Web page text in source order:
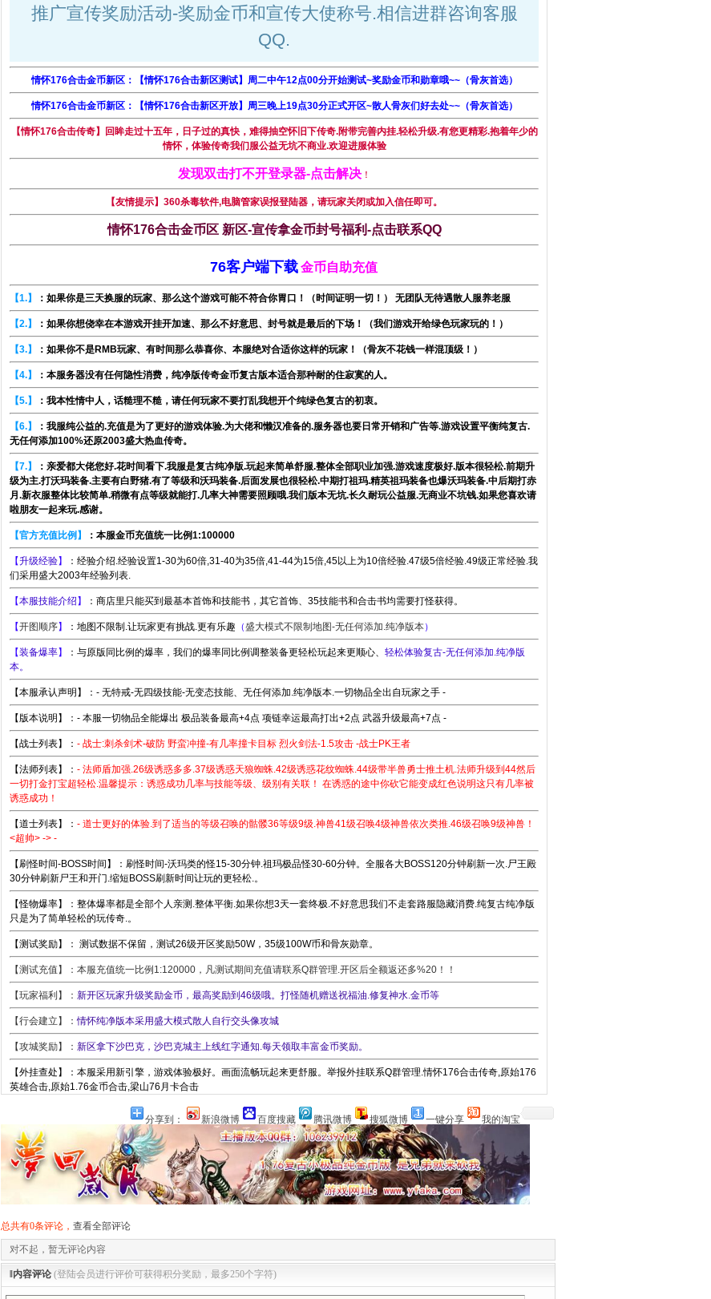
推广宣传奖励活动-奖励金币和宣传大使称号.相信进群咨询客服
QQ.
情怀176合击金币新区：【情怀176合击新区测试】周二中午12点00分开始测试~奖励金币和勋章哦~~（骨灰首选）
情怀176合击金币新区：【情怀176合击新区开放】周三晚上19点30分正式开区~散人骨灰们好去处~~（骨灰首选）
【情怀176合击传奇】回眸走过十五年，日子过的真快，难得抽空怀旧下传奇.附带完善内挂.轻松升级.有您更精彩.抱着年少的
情怀，体验传奇我们服公益无坑不商业.欢迎进服体验
发现双击打不开登录器-点击解决！
【友情提示】360杀毒软件,电脑管家误报登陆器，请玩家关闭或加入信任即可。
情怀176合击金币区 新区-宣传拿金币封号福利-点击联系QQ
76客户端下载 金币自助充值
【1.】 ：如果你是三天换服的玩家、那么这个游戏可能不符合你胃口！（时间证明一切！） 无团队无待遇散人服养老服
【2.】 ：如果你想侥幸在本游戏开挂开加速、那么不好意思、封号就是最后的下场！（我们游戏开给绿色玩家玩的！）
【3.】 ：如果你不是RMB玩家、有时间那么恭喜你、本服绝对合适你这样的玩家！（骨灰不花钱一样混顶级！）
【4.】 ：本服务器没有任何隐性消费，纯净版传奇金币复古版本适合那种耐的住寂寞的人。
【5.】 ：我本性情中人，话糙理不糙，请任何玩家不要打乱我想开个纯绿色复古的初衷。
【6.】
：我服纯公益的.充值是为了更好的游戏体验.为大佬和懒汉准备的.服务器也要日常开销和广告等.游戏设置平衡纯复古.
无任何添加100%还原2003盛大热血传奇。
【7.】
：亲爱都大佬您好.花时间看下.我服是复古纯净版.玩起来简单舒服.整体全部职业加强.游戏速度极好.版本很轻松.前期升
级为主.打沃玛装备.主要有白野猪.有了等级和沃玛装备.后面发展也很轻松.中期打祖玛.精英祖玛装备也爆沃玛装备.中后期打赤
月.新衣服整体比较简单.稍微有点等级就能打.几率大神需要照顾哦.我们版本无坑.长久耐玩公益服.无商业不坑钱.如果您喜欢请
啦朋友一起来玩.感谢。
【官方充值比例】 ：本服金币充值统一比例1:100000
【升级经验】
：经验介绍.经验设置1-30为60倍,31-40为35倍,41-44为15倍,45以上为10倍经验.47级5倍经验.49级正常经验.我
们采用盛大2003年经验列表.
【本服技能介绍 】 ：商店里只能买到最基本首饰和技能书，其它首饰、35技能书和合击书均需要打怪获得。
【开图顺序】 ：地图不限制.让玩家更有挑战.更有乐趣 （盛大模式不限制地图-无任何添加.纯净版本）
【装备爆率】 ：与原版同比例的爆率，我们的爆率同比例调整装备更轻松玩起来更顺心、轻松体验复古-无任何添加.纯净版
本。
【本服承认声明】：- 无特戒-无四级技能-无变态技能、无任何添加.纯净版本.一切物品全出自玩家之手 -
【版本说明】：- 本服一切物品全能爆出 极品装备最高+4点 项链幸运最高打出+2点 武器升级最高+7点 -
【战士列表】：- 战士:刺杀剑术-破防 野蛮冲撞-有几率撞卡目标 烈火剑法-1.5攻击 -战士PK王者
【法师列表】：- 法师盾加强.26级诱惑多多.37级诱惑天狼蜘蛛.42级诱惑花纹蜘蛛.44级带半兽勇士推土机.法师升级到44然后
一切打金打宝超轻松.温馨提示：诱惑成功几率与技能等级、级别有关联！ 在诱惑的途中你砍它能变成红色说明这只有几率被
诱惑成功！
【道士列表】：- 道士更好的体验.到了适当的等级召唤的骷髅36等级9级.神兽41级召唤4级神兽依次类推.46级召唤9级神兽！
<超帅> -> -
【刷怪时间-BOSS时间】：刷怪时间-沃玛类的怪15-30分钟.祖玛极品怪30-60分钟。全服各大BOSS120分钟刷新一次.尸王殿
30分钟刷新尸王和开门.缩短BOSS刷新时间让玩的更轻松.。
【怪物爆率】：整体爆率都是全部个人亲测.整体平衡.如果你想3天一套终极.不好意思我们不走套路服隐藏消费.纯复古纯净版
只是为了简单轻松的玩传奇.。
【测试奖励】： 测试数据不保留，测试26级开区奖励50W，35级100W币和骨灰勋章。
【测试充值】：本服充值统一比例1:120000，凡测试期间充值请联系Q群管理.开区后全额返还多%20！！
【玩家福利】：新开区玩家升级奖励金币，最高奖励到46级哦。打怪随机赠送祝福油.修复神水.金币等
【行会建立】：情怀纯净版本采用盛大模式散人自行交头像攻城
【攻城奖励】：新区拿下沙巴克，沙巴克城主上线红字通知.每天领取丰富金币奖励。
【外挂查处】：本服采用新引擎，游戏体验极好。画面流畅玩起来更舒服。举报外挂联系Q群管理.情怀176合击传奇,原始176
英雄合击,原始1.76金币合击,梁山76月卡合击
分享到： 新浪微博 百度搜藏 腾讯微博 搜狐微博 一键分享 我的淘宝
总共有0条评论， 查看全部评论
对不起，暂无评论内容
‖内容评论 (登陆会员进行评价可获得积分奖励，最多250个字符)